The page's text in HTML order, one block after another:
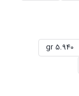
5.940 gr